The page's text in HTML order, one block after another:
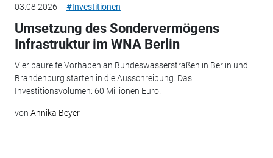
03.08.2026 #Investitionen
Umsetzung des Sondervermögens
Infrastruktur im WNA Berlin
Vier baureife Vorhaben an Bundeswasserstraßen in Berlin und
Brandenburg starten in die Ausschreibung. Das
Investitionsvolumen: 60 Millionen Euro.
von Annika Beyer